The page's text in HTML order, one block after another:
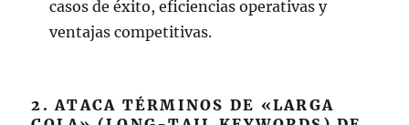
casos de éxito, eficiencias operativas y
ventajas competitivas.
2. ATACA TÉRMINOS DE «LARGA